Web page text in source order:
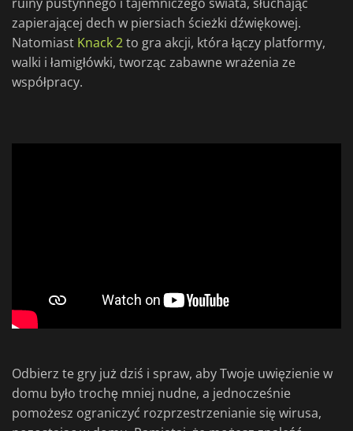
zapierającej dech w piersiach ścieżki dźwiękowej.
Natomiast Knack 2to gra akcji, która łączy platformy,
walki i łamigłówki, tworząc zabawne wrażenia ze
współpracy.
Odbierz te gry już dziś i spraw, aby Twoje uwięzienie w
domu było trochę mniej nudne, a jednocześnie
pomożesz ograniczyć rozprzestrzenianie się wirusa,